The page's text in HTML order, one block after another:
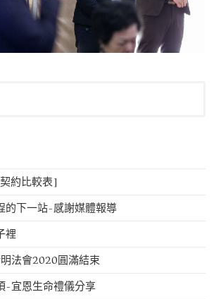
約比較表]
的下一站-感謝媒體報導
裡
法會2020圓滿結束
-宜恩生命禮儀分享